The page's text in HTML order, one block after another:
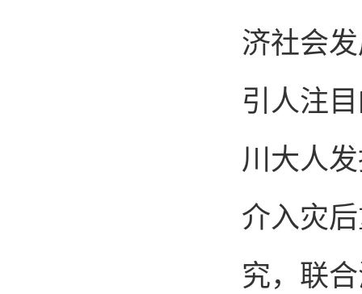
济社会
引人注
川大人
介入灾
究，联